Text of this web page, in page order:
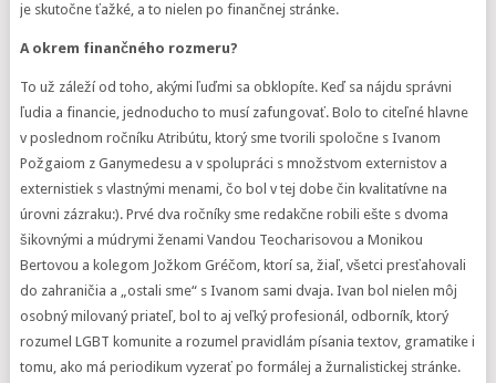
je skutočne ťažké, a to nielen po finančnej stránke.
A okrem finančného rozmeru?
To už záleží od toho, akými ľuďmi sa obklopíte. Keď sa nájdu správni
ľudia a financie, jednoducho to musí zafungovať. Bolo to citeľné hlavne
v poslednom ročníku Atribútu, ktorý sme tvorili spoločne s Ivanom
Požgaiom z Ganymedesu a v spolupráci s množstvom externistov a
externistiek s vlastnými menami, čo bol v tej dobe čin kvalitatívne na
úrovni zázraku:). Prvé dva ročníky sme redakčne robili ešte s dvoma
šikovnými a múdrymi ženami Vandou Teocharisovou a Monikou
Bertovou a kolegom Jožkom Gréčom, ktorí sa, žiaľ, všetci presťahovali
do zahraničia a „ostali sme“ s Ivanom sami dvaja. Ivan bol nielen môj
osobný milovaný priateľ, bol to aj veľký profesionál, odborník, ktorý
rozumel LGBT komunite a rozumel pravidlám písania textov, gramatike i
tomu, ako má periodikum vyzerať po formálej a žurnalistickej stránke.